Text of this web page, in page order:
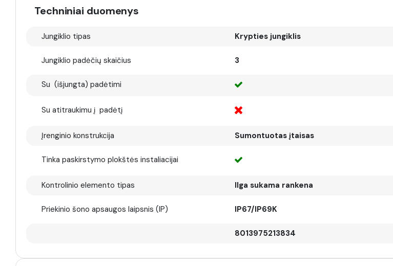
Techniniai duomenys
Jungiklio tipas Krypties jungiklis
Jungiklio padėčių skaičius 3
Su (išjungta) padėtimi
Su atitraukimu į padėtį
Įrenginio konstrukcija Sumontuotas įtaisas
Tinka paskirstymo plokštės instaliacijai
Kontrolinio elemento tipas Ilga sukama rankena
Priekinio šono apsaugos laipsnis (IP) IP67/IP69K
8013975213834